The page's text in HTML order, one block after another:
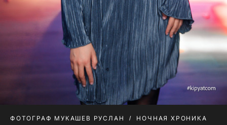
ФОТОГРАФ МУКАШЕВ РУСЛАН НОЧНАЯ ХРОНИКА